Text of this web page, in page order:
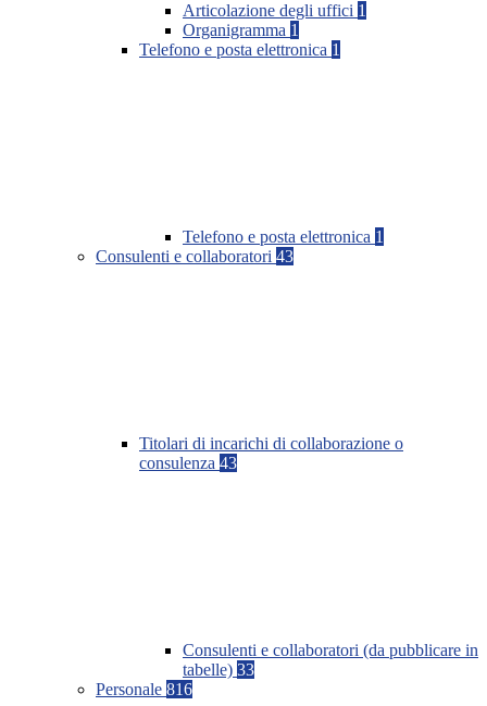
Articolazione degli uffici 1
Organigramma 1
Telefono e posta elettronica 1
Telefono e posta elettronica 1
Consulenti e collaboratori 43
Titolari di incarichi di collaborazione o
consulenza 43
Consulenti e collaboratori (da pubblicare in
tabelle) 33
Personale 816